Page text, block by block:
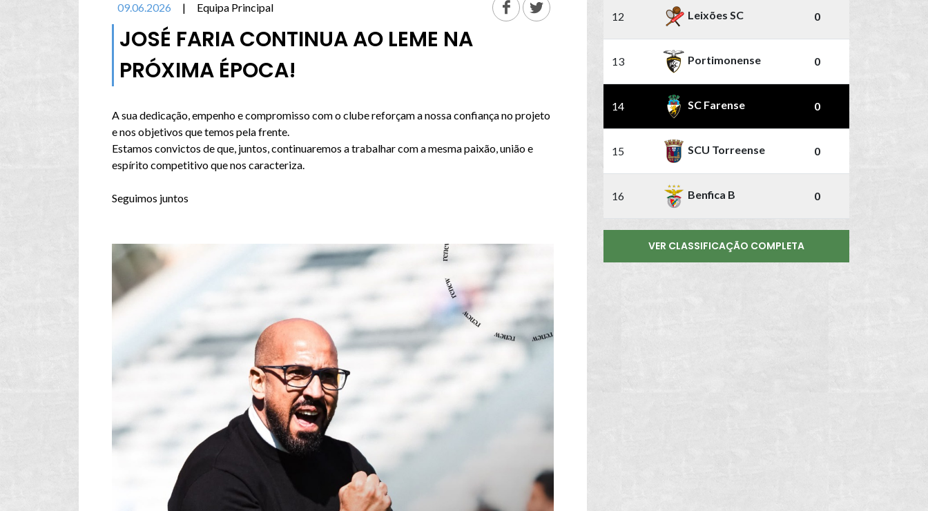
09.06.2026 | Equipa Principal
JOSÉ FARIA CONTINUA AO LEME NA
PRÓXIMA ÉPOCA!
A sua dedicação, empenho e compromisso com o clube reforçam a nossa confiança no projeto
e nos objetivos que temos pela frente.
Estamos convictos de que, juntos, continuaremos a trabalhar com a mesma paixão, união e
espírito competitivo que nos caracteriza.
Seguimos juntos
12 Leixões SC 0
13 Portimonense 0
14 SC Farense 0
15 SCU Torreense 0
16 Benfica B 0
VER CLASSIFICAÇÃO COMPLETA